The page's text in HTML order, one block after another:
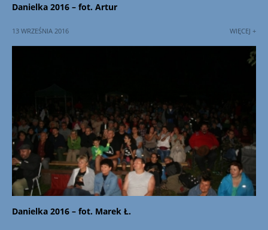
Danielka 2016 – fot. Artur
13 WRZEŚNIA 2016 WIĘCEJ +
Danielka 2016 – fot. Marek Ł.